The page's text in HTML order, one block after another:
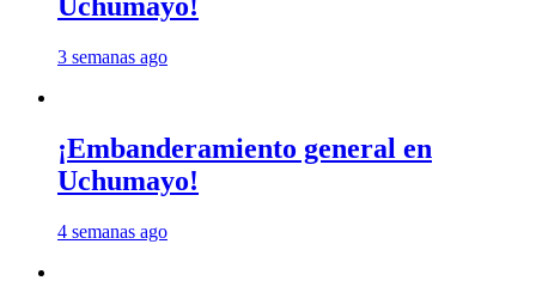
3 semanas ago
¡Embanderamiento general en
Uchumayo!
4 semanas ago